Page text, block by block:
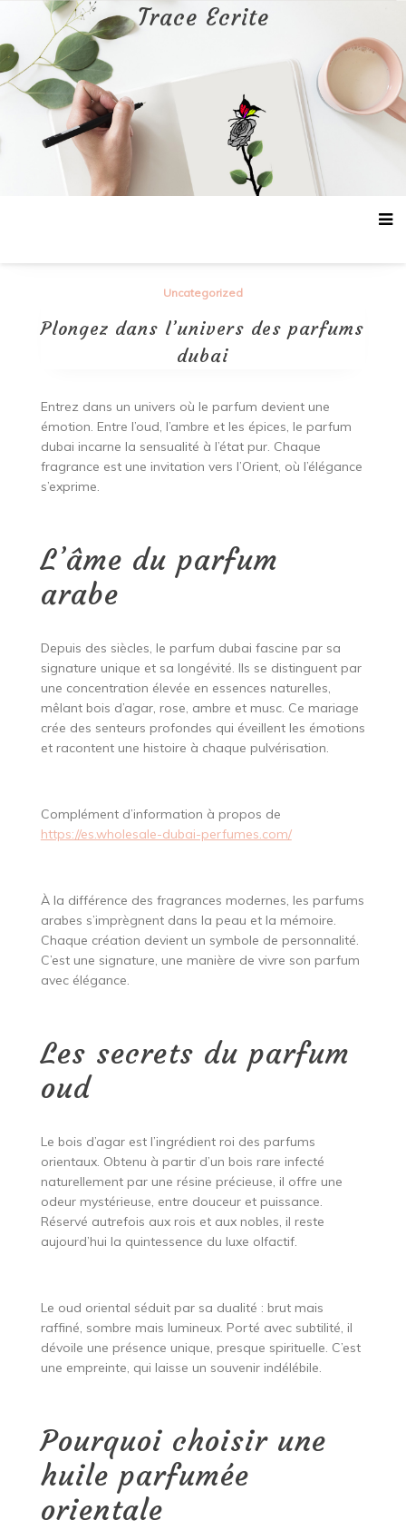
contenu
Trace Ecrite
Uncategorized
Plongez dans l’univers des parfums
dubai
Entrez dans un univers où le parfum devient une
émotion. Entre l’oud, l’ambre et les épices, le parfum
dubai incarne la sensualité à l’état pur. Chaque
fragrance est une invitation vers l’Orient, où l’élégance
s’exprime.
L’âme du parfum
arabe
Depuis des siècles, le parfum dubai fascine par sa
signature unique et sa longévité. Ils se distinguent par
une concentration élevée en essences naturelles,
mêlant bois d’agar, rose, ambre et musc. Ce mariage
crée des senteurs profondes qui éveillent les émotions
et racontent une histoire à chaque pulvérisation.
Complément d’information à propos de
https://es.wholesale-dubai-perfumes.com/
À la différence des fragrances modernes, les parfums
arabes s’imprègnent dans la peau et la mémoire.
Chaque création devient un symbole de personnalité.
C’est une signature, une manière de vivre son parfum
avec élégance.
Les secrets du parfum
oud
Le bois d’agar est l’ingrédient roi des parfums
orientaux. Obtenu à partir d’un bois rare infecté
naturellement par une résine précieuse, il offre une
odeur mystérieuse, entre douceur et puissance.
Réservé autrefois aux rois et aux nobles, il reste
aujourd’hui la quintessence du luxe olfactif.
Le oud oriental séduit par sa dualité : brut mais
raffiné, sombre mais lumineux. Porté avec subtilité, il
dévoile une présence unique, presque spirituelle. C’est
une empreinte, qui laisse un souvenir indélébile.
Pourquoi choisir une
huile parfumée
orientale